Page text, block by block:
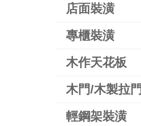
店面裝潢
專櫃裝潢
木作天花板
木門/木製拉門
輕鋼架裝潢